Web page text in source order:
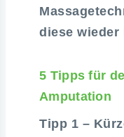
diese wieder
5 Tipps für
Amputation
Tipp 1 –